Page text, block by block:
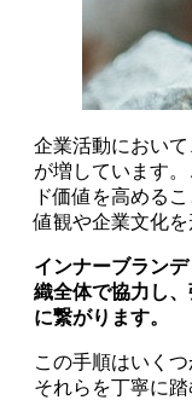
企業活動におい
が増しています
ド価値を高める
値観や企業文化を
インナーブラン
織全体で協力し
に繋がります。
この手順はいく
それらを丁寧に